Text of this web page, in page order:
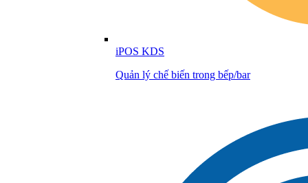
iPOS KDS
Quản lý chế biến trong bếp/bar